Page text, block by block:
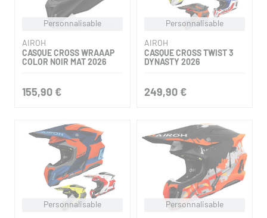
Personnalisable
AIROH
CASQUE CROSS WRAAAP
COLOR NOIR MAT 2026
155,90 €
Personnalisable
AIROH
CASQUE CROSS TWIST 3
DYNASTY 2026
249,90 €
Personnalisable
Personnalisable